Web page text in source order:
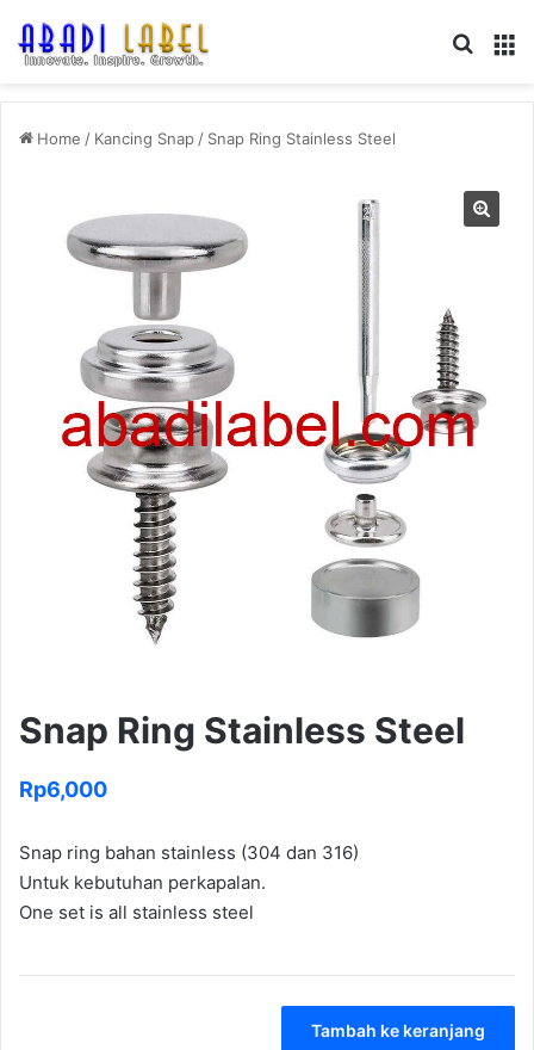
Home / Kancing Snap/ Snap Ring Stainless Steel
Snap Ring Stainless Steel
Rp6,000
Snap ring bahan stainless (304 dan 316)
Untuk kebutuhan perkapalan.
One set is all stainless steel
Tambah ke keranjang